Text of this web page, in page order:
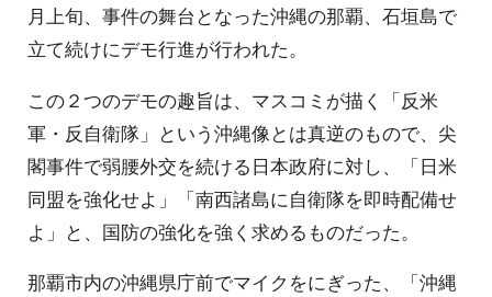
月上旬、事件の舞台となった沖縄の那覇、石垣島で
立て続けにデモ行進が行われた。
この２つのデモの趣旨は、マスコミが描く「反米
軍・反自衛隊」という沖縄像とは真逆のもので、尖
閣事件で弱腰外交を続ける日本政府に対し、「日米
同盟を強化せよ」「南西諸島に自衛隊を即時配備せ
よ」と、国防の強化を強く求めるものだった。
那覇市内の沖縄県庁前でマイクをにぎった、「沖縄